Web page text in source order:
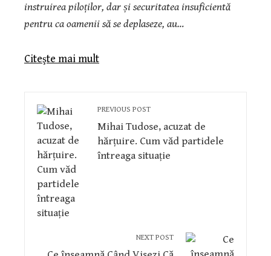
instruirea piloților, dar și securitatea insuficientă
pentru ca oamenii să se deplaseze, au…
Citeşte mai mult
PREVIOUS POST
Mihai Tudose, acuzat de
hărțuire. Cum văd partidele
întreaga situație
NEXT POST